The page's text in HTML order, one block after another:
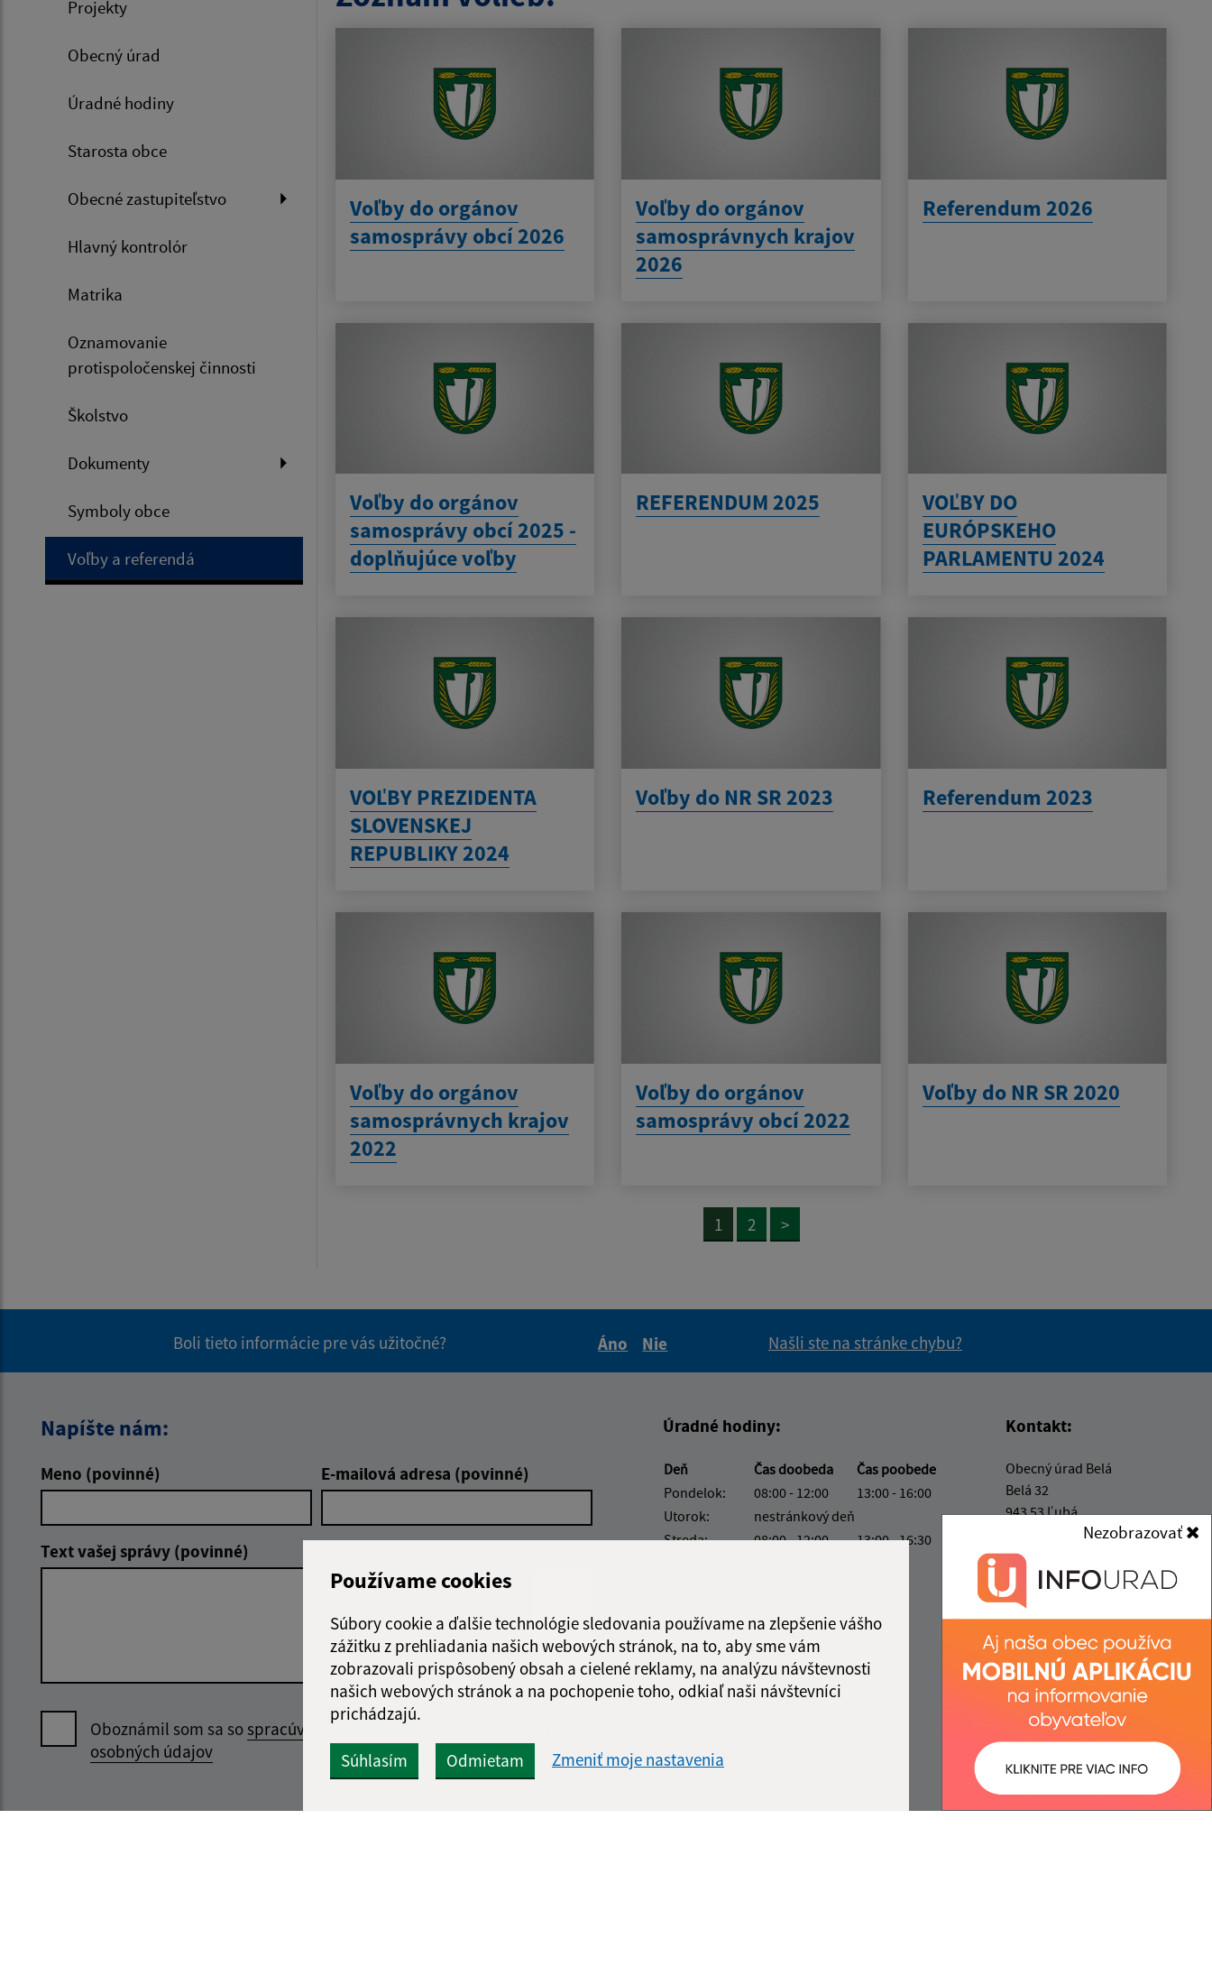
Používame cookies
Súbory cookie a ďalšie technológie sledovania používame na zlepšenie vášho
zážitku z prehliadania našich webových stránok, na to, aby sme vám
zobrazovali prispôsobený obsah a cielené reklamy, na analýzu návštevnosti
našich webových stránok a na pochopenie toho, odkiaľ naši návštevníci
prichádzajú.
Súhlasím Odmietam Zmeniť moje nastavenia
Nezobrazovať
Projekty
Obecný úrad
Úradné hodiny
Starosta obce
Obecné zastupiteľstvo
Hlavný kontrolór
Matrika
Oznamovanie
protispoločenskej činnosti
Školstvo
Dokumenty
Symboly obce
Voľby a referendá
Voľby do orgánov
samosprávy obcí 2026
Voľby do orgánov
samosprávnych krajov
2026
Referendum 2026
Voľby do orgánov
samosprávy obcí 2025 -
doplňujúce voľby
REFERENDUM 2025
VOĽBY DO
EURÓPSKEHO
PARLAMENTU 2024
VOĽBY PREZIDENTA
SLOVENSKEJ
REPUBLIKY 2024
Voľby do NR SR 2023 Referendum 2023
Voľby do orgánov
samosprávnych krajov
2022
Voľby do orgánov
samosprávy obcí 2022
Voľby do NR SR 2020
1 2 >
Boli tieto informácie pre vás užitočné?
Áno
Nie
Našli ste na stránke chybu?
Napíšte nám:
Meno (povinné) E-mailová adresa (povinné)
Text vašej správy (povinné)
Oboznámil som sa sospracúvaním
osobných údajov
Google reCaptcha Response
Úradné hodiny:
Deň Čas doobeda
Čas poobede
Pondelok:
08:00 - 12:00
13:00 - 16:00
Utorok:
nestránkový deň
Streda:
08:00 - 12:00
13:00 - 16:30
Kontakt:
Obecný úrad Belá
Belá 32
943 53 Ľubá
+421 36 7586 111
IČO: 00308781